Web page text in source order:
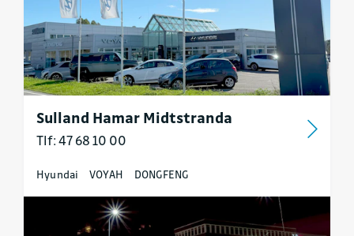
Sulland Hamar Midtstranda
Tlf: 47 68 10 00
Hyundai VOYAH DONGFENG